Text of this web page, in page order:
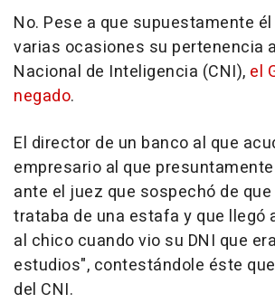
No. Pese a que supuestamente
varias ocasiones su pertenencia
Nacional de Inteligencia (CNI), el
negado.
El director de un banco al que
empresario al que
ante el juez que sospechó de
trataba de una estafa y que llegó
al chico cuando vio su DNI que
estudios", contestándole éste
del CNI.